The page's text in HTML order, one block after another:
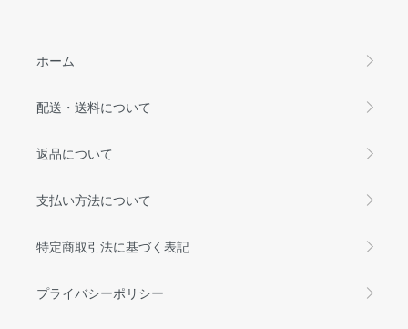
ホーム
配送・送料について
返品について
支払い方法について
特定商取引法に基づく表記
プライバシーポリシー